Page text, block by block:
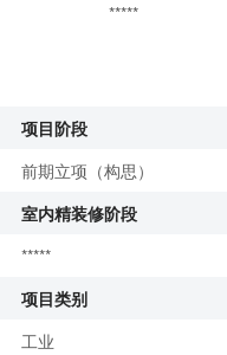
*****
项目阶段
前期立项（构思）
室内精装修阶段
*****
项目类别
工业